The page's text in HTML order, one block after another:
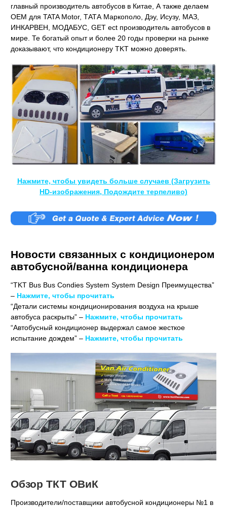
главный производитель автобусов в Китае, А также делаем
OEM для TATA Motor, ТАТА Маркополо, Дэу, Исузу, МАЗ,
ИНКАРВЕН, МОДАБУС, GET ect производитель автобусов в
мире. Те богатый опыт и более 20 годы проверки на рынке
доказывают, что кондиционеру TKT можно доверять.
Нажмите, чтобы увидеть больше случаев (Загрузить
HD-изображения, Подождите терпеливо)
Новости связанных с кондиционером
автобусной/ванна кондиционера
“TKT Bus Bus Condies System System Design Преимущества”
– Нажмите, чтобы прочитать
“Детали системы кондиционирования воздуха на крыше
автобуса раскрыты” – Нажмите, чтобы прочитать
“Автобусный кондиционер выдержал самое жесткое
испытание дождем” – Нажмите, чтобы прочитать
Обзор ТКТ ОВиК
Производители/поставщики автобусной кондиционеры №1 в